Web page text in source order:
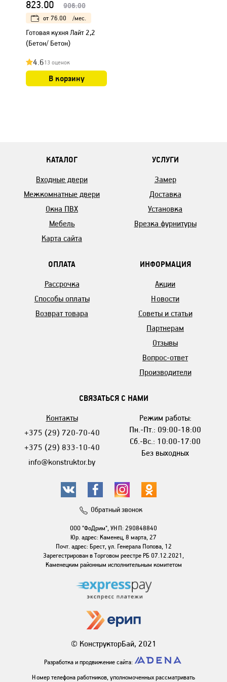
823.00 906.00
от 76.00 /мес.
Готовая кухня Лайт 2,2
(Бетон/ Бетон)
4.613 оценок
В корзину
КАТАЛОГ
Входные двери
Межкомнатные двери
Окна ПВХ
Мебель
Карта сайта
УСЛУГИ
Замер
Доставка
Установка
Врезка фурнитуры
ОПЛАТА
Рассрочка
Способы оплаты
Возврат товара
ИНФОРМАЦИЯ
Акции
Новости
Советы и статьи
Партнерам
Отзывы
Вопрос-ответ
Производители
СВЯЗАТЬСЯ С НАМИ
Контакты
+375 (29) 720-70-40
+375 (29) 833-10-40
info@konstruktor.by
Режим работы:
Пн.-Пт.: 09:00-18:00
Сб.-Вс.: 10:00-17:00
Без выходных
Обратный звонок
ООО "ФоДрим", УНП: 290848840
Юр. адрес: Каменец, 8 марта, 27
Почт. адрес: Брест, ул. Генерала Попова, 12
Зарегестрирован в Торговом реестре РБ 07.12.2021,
Каменецким районным исполнительным комитетом
© КонструкторБай, 2021
Разработка и продвижение сайта:
Номер телефона работников, уполномоченных рассматривать